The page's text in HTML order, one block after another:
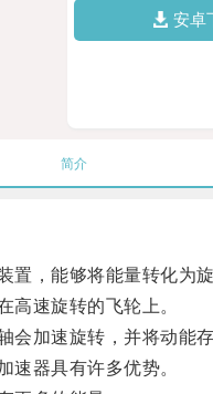
安卓
简介
，能够将能量转化为旋
速旋转的飞轮上。
加速旋转，并将动能存
器具有许多优势。